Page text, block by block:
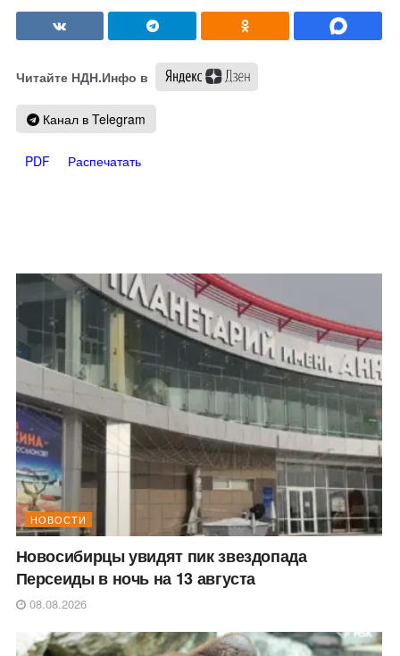
Читайте НДН.Инфо в
Канал в Telegram
PDF Распечатать
НОВОСТИ
Новосибирцы увидят пик звездопада
Персеиды в ночь на 13 августа
08.08.2026